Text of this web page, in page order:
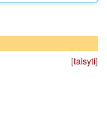
[taisyti]